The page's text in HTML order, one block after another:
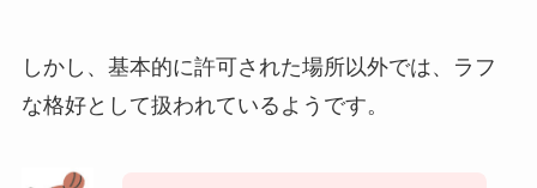
しかし、基本的に許可された場所以外では、
ラフ
な格好として扱われているようです。